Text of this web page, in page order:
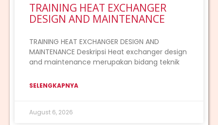
TRAINING HEAT EXCHANGER
DESIGN AND MAINTENANCE
TRAINING HEAT EXCHANGER DESIGN AND
MAINTENANCE Deskripsi Heat exchanger design
and maintenance merupakan bidang teknik
SELENGKAPNYA
August 6, 2026